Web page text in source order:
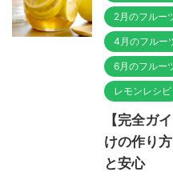
2月のフルー
4月のフルー
6月のフルー
レモンレシピ
【完全ガ
けの作り
と安心